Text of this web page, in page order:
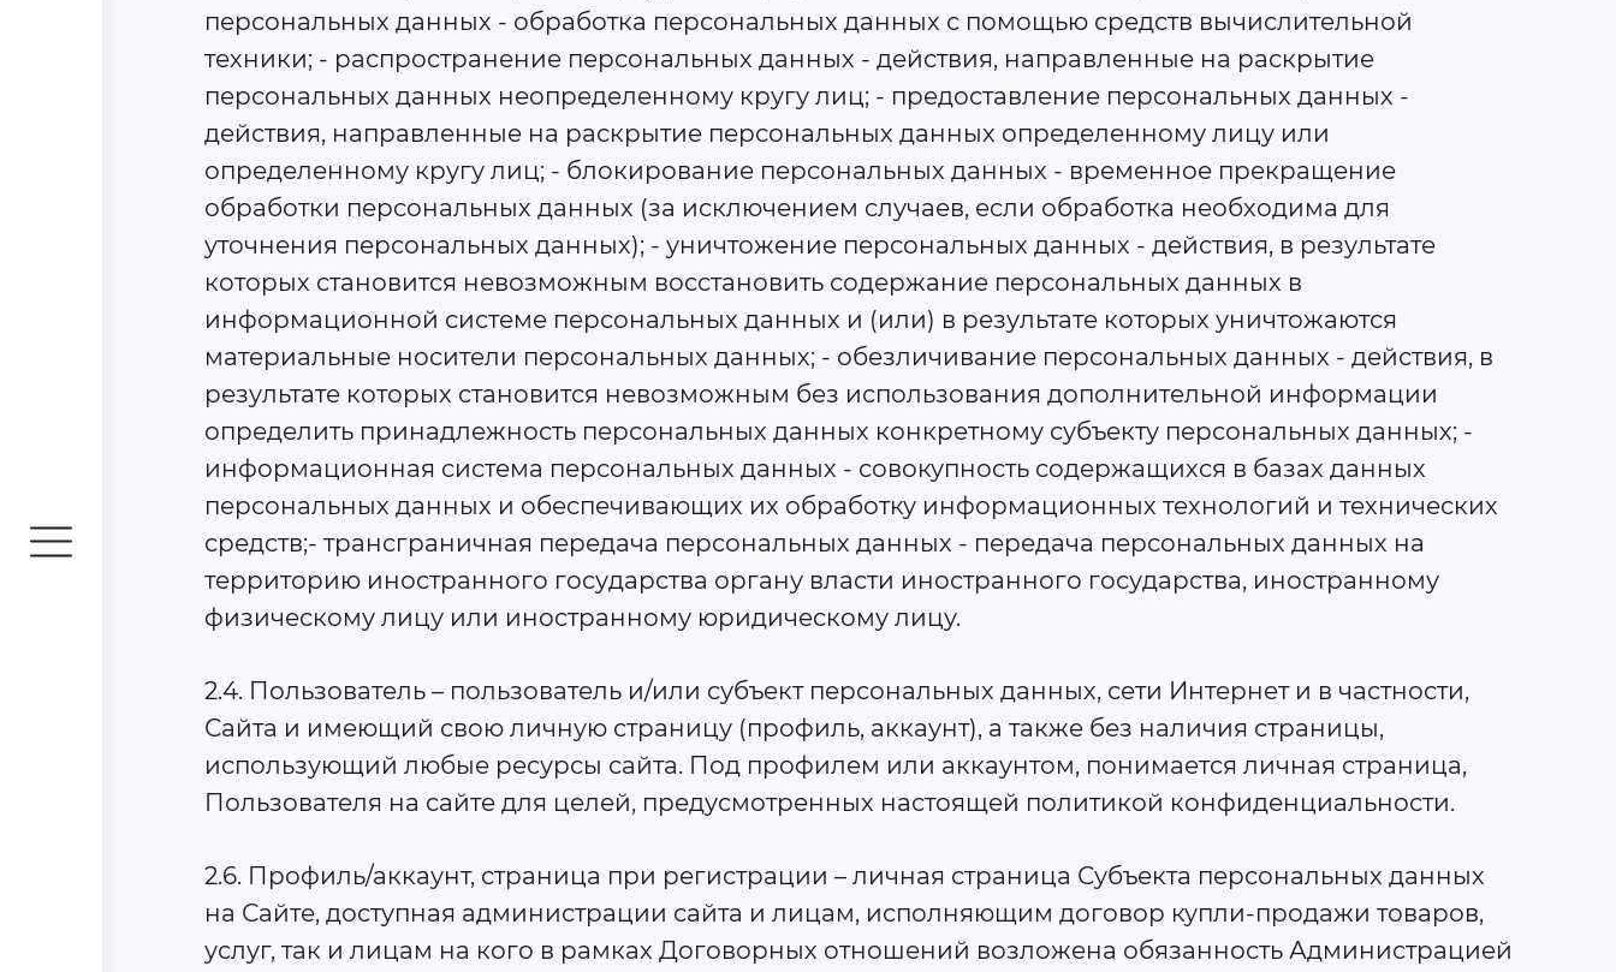
персональных данных - обработка персональных данных с помощью средств вычислительной
техники; - распространение персональных данных - действия, направленные на раскрытие
персональных данных неопределенному кругу лиц; - предоставление персональных данных -
действия, направленные на раскрытие персональных данных определенному лицу или
определенному кругу лиц; - блокирование персональных данных - временное прекращение
обработки персональных данных (за исключением случаев, если обработка необходима для
уточнения персональных данных); - уничтожение персональных данных - действия, в результате
которых становится невозможным восстановить содержание персональных данных в
информационной системе персональных данных и (или) в результате которых уничтожаются
материальные носители персональных данных; - обезличивание персональных данных - действия, в
результате которых становится невозможным без использования дополнительной информации
определить принадлежность персональных данных конкретному субъекту персональных данных; -
информационная система персональных данных - совокупность содержащихся в базах данных
персональных данных и обеспечивающих их обработку информационных технологий и технических
средств;- трансграничная передача персональных данных - передача персональных данных на
территорию иностранного государства органу власти иностранного государства, иностранному
физическому лицу или иностранному юридическому лицу.
2.4. Пользователь – пользователь и/или субъект персональных данных, сети Интернет и в частности,
Сайта и имеющий свою личную страницу (профиль, аккаунт), а также без наличия страницы,
использующий любые ресурсы сайта. Под профилем или аккаунтом, понимается личная страница,
Пользователя на сайте для целей, предусмотренных настоящей политикой конфиденциальности.
2.6. Профиль/аккаунт, страница при регистрации – личная страница Субъекта персональных данных
на Сайте, доступная администрации сайта и лицам, исполняющим договор купли-продажи товаров,
услуг, так и лицам на кого в рамках Договорных отношений возложена обязанность Администрацией